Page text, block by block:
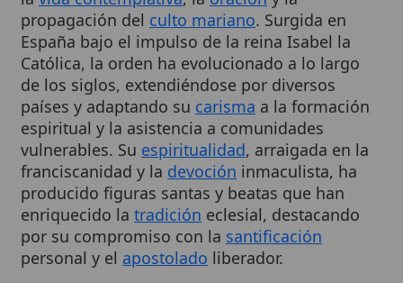
de los siglos, extendiéndose por diversos
países y adaptando sucarismaa la formación
espiritual y la asistencia a comunidades
vulnerables. Suespiritualidad, arraigada en la
franciscanidad y ladevocióninmaculista, ha
producido figuras santas y beatas que han
enriquecido la tradicióneclesial, destacando
por su compromiso con lasantificación
personal y elapostoladoliberador.